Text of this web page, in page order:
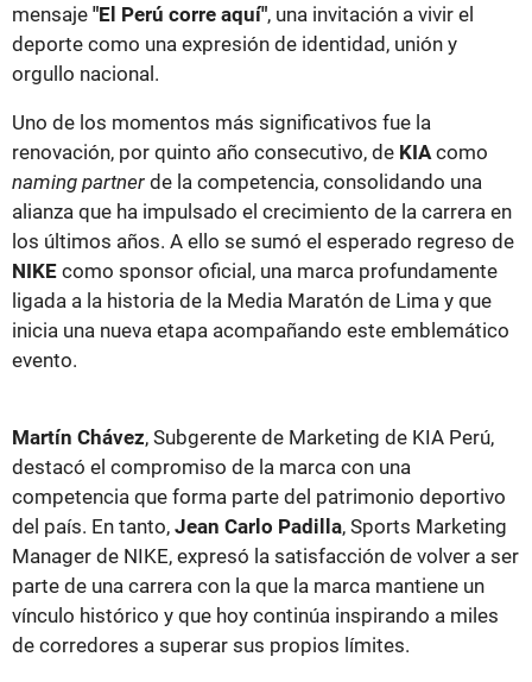
mensaje "El Perú corre aquí", una invitación a vivir el
deporte como una expresión de identidad, unión y
orgullo nacional.
Uno de los momentos más significativos fue la
renovación, por quinto año consecutivo, de KIA como
naming partner de la competencia, consolidando una
alianza que ha impulsado el crecimiento de la carrera en
los últimos años. A ello se sumó el esperado regreso de
NIKE como sponsor oficial, una marca profundamente
ligada a la historia de la Media Maratón de Lima y que
inicia una nueva etapa acompañando este emblemático
evento.
Martín Chávez, Subgerente de Marketing de KIA Perú,
destacó el compromiso de la marca con una
competencia que forma parte del patrimonio deportivo
del país. En tanto, Jean Carlo Padilla, Sports Marketing
Manager de NIKE, expresó la satisfacción de volver a ser
parte de una carrera con la que la marca mantiene un
vínculo histórico y que hoy continúa inspirando a miles
de corredores a superar sus propios límites.